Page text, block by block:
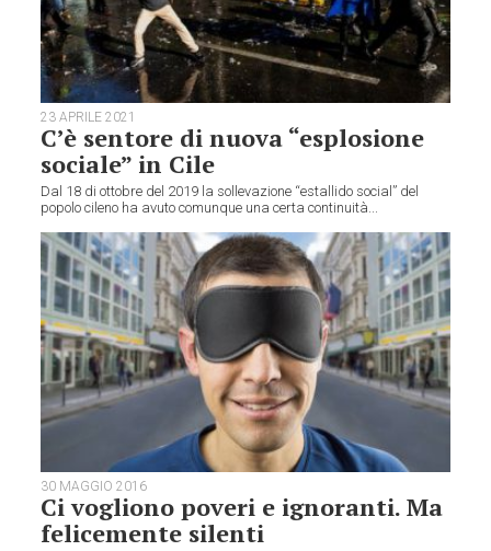
23 APRILE 2021
C’è sentore di nuova “esplosione
sociale” in Cile
Dal 18 di ottobre del 2019 la sollevazione “estallido social” del
popolo cileno ha avuto comunque una certa continuità...
30 MAGGIO 2016
Ci vogliono poveri e ignoranti. Ma
felicemente silenti